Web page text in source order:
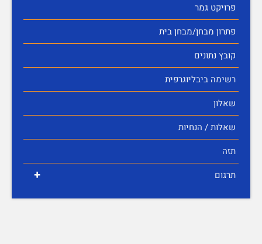
פרויקט גמר
פתרון מבחן/מבחן בית
קובץ נתונים
רשימה ביבליוגרפית
שאלון
שאלות / הנחיות
תזה
+ תרגום